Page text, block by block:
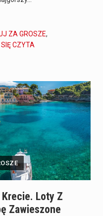
ZA GROSZE,
CZYTA
Krecie. Loty Z
Zawieszone